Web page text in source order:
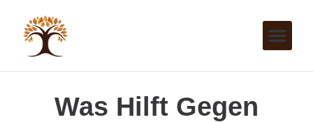
Was Hilft Gegen